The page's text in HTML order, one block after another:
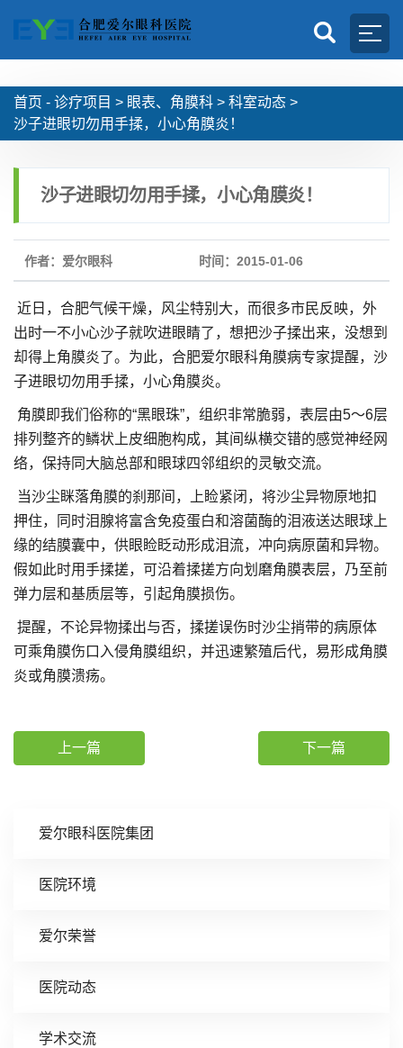
首页 - 诊疗项目 > 眼表、角膜科 > 科室动态 >
沙子进眼切勿用手揉，小心角膜炎！
爱尔眼科医院集团
医院环境
爱尔荣誉
医院动态
学术交流
沙子进眼切勿用手揉，小心角膜炎！
作者：爱尔眼科 时间：2015-01-06
近日，合肥气候干燥，风尘特别大，而很多市民反映，外
出时一不小心沙子就吹进眼睛了，想把沙子揉出来，没想到
却得上角膜炎了。为此，合肥爱尔眼科角膜病专家提醒，沙
子进眼切勿用手揉，小心角膜炎。
角膜即我们俗称的“黑眼珠”，组织非常脆弱，表层由5～6层
排列整齐的鳞状上皮细胞构成，其间纵横交错的感觉神经网
络，保持同大脑总部和眼球四邻组织的灵敏交流。
当沙尘眯落角膜的刹那间，上睑紧闭，将沙尘异物原地扣
押住，同时泪腺将富含免疫蛋白和溶菌酶的泪液送达眼球上
缘的结膜囊中，供眼睑眨动形成泪流，冲向病原菌和异物。
假如此时用手揉搓，可沿着揉搓方向划磨角膜表层，乃至前
弹力层和基质层等，引起角膜损伤。
提醒，不论异物揉出与否，揉搓误伤时沙尘捎带的病原体
可乘角膜伤口入侵角膜组织，并迅速繁殖后代，易形成角膜
炎或角膜溃疡。
上一篇 下一篇